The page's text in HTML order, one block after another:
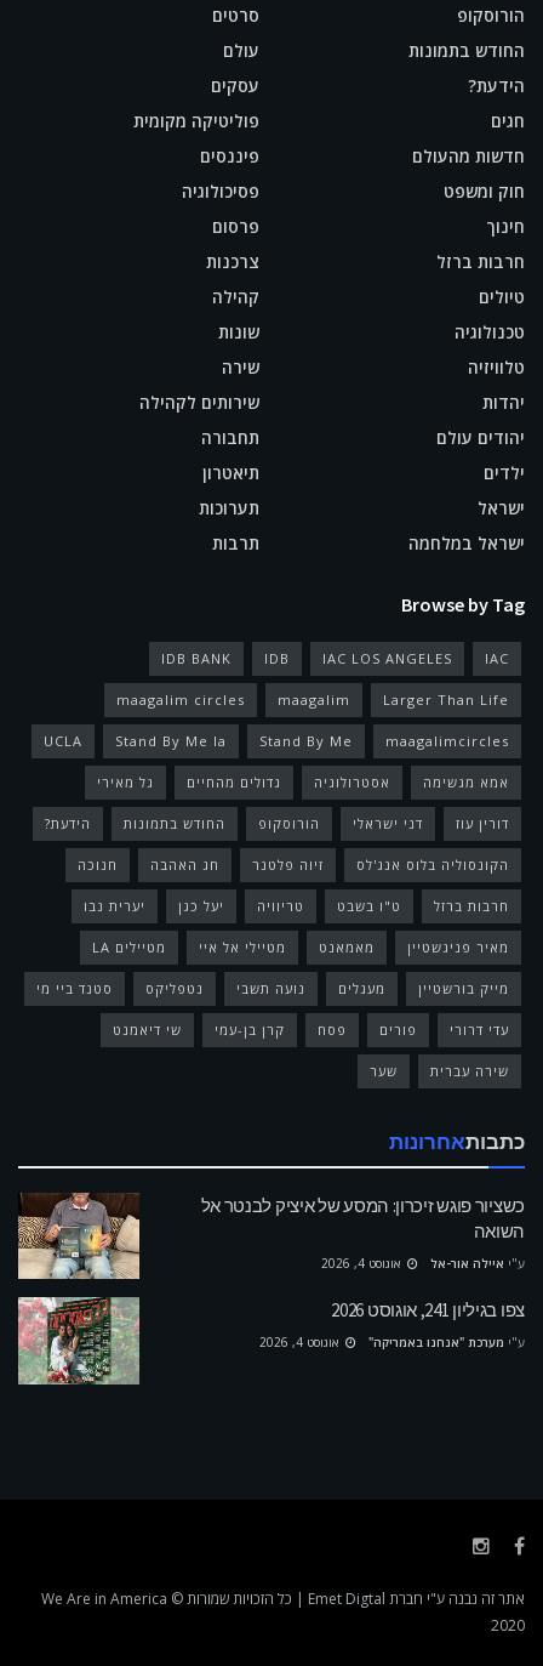
הורוסקופ
החודש בתמונות
הידעת?
חגים
חדשות מהעולם
חוק ומשפט
חינוך
חרבות ברזל
טיולים
טכנולוגיה
טלוויזיה
יהדות
יהודים עולם
ילדים
ישראל
ישראל במלחמה
סרטים
עולם
עסקים
פוליטיקה מקומית
פיננסים
פסיכולוגיה
פרסום
צרכנות
קהילה
שונות
שירה
שירותים לקהילה
תחבורה
תיאטרון
תערוכות
תרבות
Browse by Tag
IAC
IAC LOS ANGELES
IDB
IDB BANK
Larger Than Life
maagalim
maagalim circles
maagalimcircles
Stand By Me
Stand By Me la
UCLA
אמא מגשימה אסטרולוגיה גדולים מהחיים גל מאירי
דורין עוז דני ישראלי הורוסקופ החודש בתמונות הידעת?
הקונסוליה בלוס אנג'לס זיוה פלטנר חג האהבה חנוכה
חרבות ברזל ט"ו בשבט טריוויה יעל כגן יערית נבו
מאיר פניגשטיין מאמאנט מטיילי אל איי מטיילים LA
מייק בורשטיין מעגלים נועה תשבי נטפליקס סטנד ביי מי
עדי דרורי פורים פסח קרן בן-עמי שי דיאמנט
שירה עברית שער
כתבותאחרונות
כשציור פוגש זיכרון: המסע של איציק לבנטר אל
השואה
ע"י איילה אור-אל אוגוסט 4, 2026
צפו בגיליון 241, אוגוסט 2026
ע"י מערכת "אנחנו באמריקה" אוגוסט 4, 2026
אתר זה נבנה ע"י חברת Emet Digtal
| כל הזכויות שמורות We Are in America ©
2020